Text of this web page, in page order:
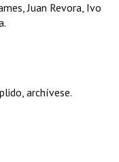
Juan Revora, Ivo
archívese.